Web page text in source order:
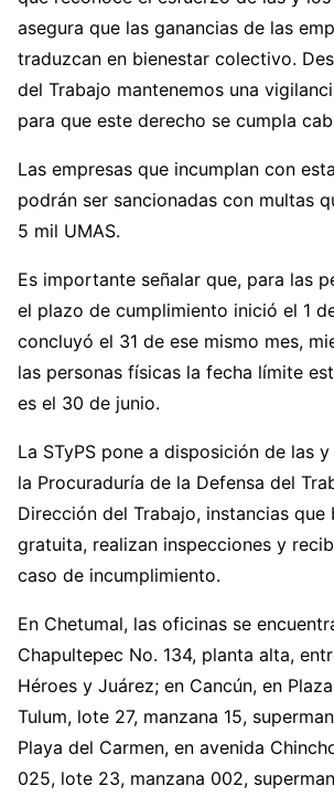
asegura que las ganancias de las
traduzcan en bienestar colectivo.
del Trabajo mantenemos una
para que este derecho se cumpla
Las empresas que incumplan con
podrán ser sancionadas con multas
5 mil UMAS.
Es importante señalar que, para las
el plazo de cumplimiento inició el 1
concluyó el 31 de ese mismo mes,
las personas físicas la fecha límite
es el 30 de junio.
La STyPS pone a disposición de las
la Procuraduría de la Defensa del
Dirección del Trabajo, instancias que
gratuita, realizan inspecciones y
caso de incumplimiento.
En Chetumal, las oficinas se
Chapultepec No. 134, planta alta,
Héroes y Juárez; en Cancún, en
Tulum, lote 27, manzana 15,
Playa del Carmen, en avenida
025, lote 23, manzana 002,